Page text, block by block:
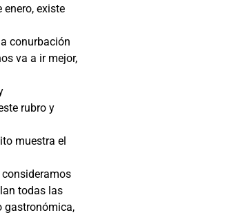
existe
conurbación
va a ir mejor,
rubro y
muestra el
todas las
gastronómica,